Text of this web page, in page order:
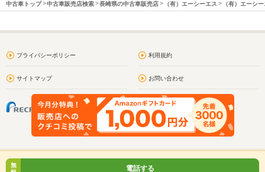
中古車トップ 中古車販売店検索 長崎県の中古車販売店 （有）エーシーエス （有）エーシ
プライバシーポリシー 利用規約
サイトマップ お問い合わせ
無
電話する